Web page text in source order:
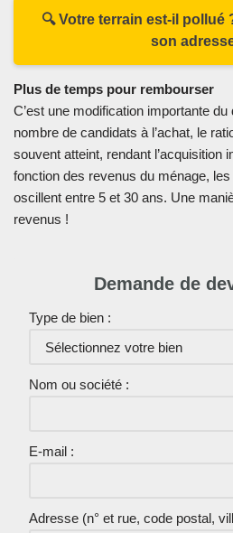
🔍 Votre terrain est-il pollué
son
Plus de temps pour rembourser
C’est une modification importante
nombre de candidats à l’achat, le
souvent atteint, rendant
fonction des revenus du ménage,
oscillent entre 5 et 30 ans. Une
revenus !
Demande de
Type de bien :
Nom ou société :
E-mail :
Adresse (n° et rue, code postal,